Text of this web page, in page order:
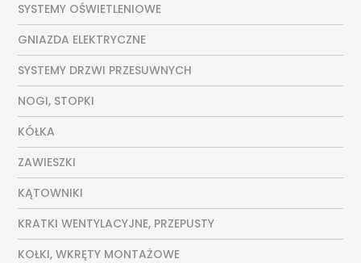
SYSTEMY OŚWIETLENIOWE
GNIAZDA ELEKTRYCZNE
SYSTEMY DRZWI PRZESUWNYCH
NOGI, STOPKI
KÓŁKA
ZAWIESZKI
KĄTOWNIKI
KRATKI WENTYLACYJNE, PRZEPUSTY
KOŁKI, WKRĘTY MONTAŻOWE